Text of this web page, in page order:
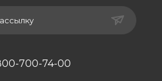
700-74-00